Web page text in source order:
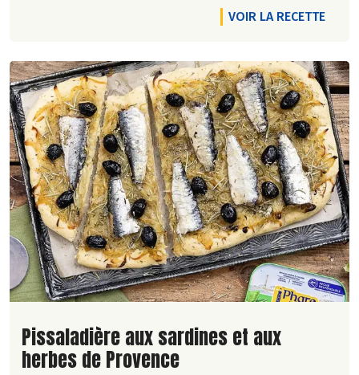
VOIR LA RECETTE
Lire la suite de la recette
Pissaladière aux sardines et aux
herbes de Provence